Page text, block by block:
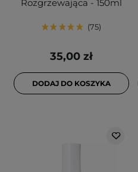
Rozgrzewająca - 150ml
75
35,00 zł
DODAJ DO KOSZYKA